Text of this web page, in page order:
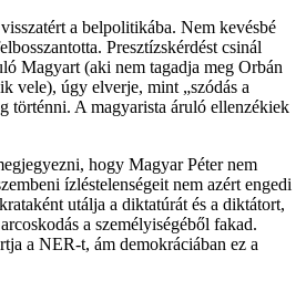
a belpolitikába. Nem kevésbé
Presztízskérdést csinál
Magyart (aki nem tagadja meg Orbán
vele), úgy elverje, mint „szódás a
történni. A magyarista áruló ellenzékiek
hogy Magyar Péter nem
ízléstelenségeit nem azért engedi
utálja a diktatúrát és a diktátort,
a személyiségéből fakad.
a NER-t, ám demokráciában ez a